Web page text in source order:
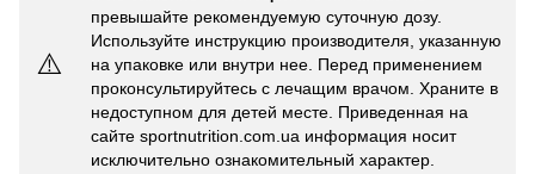
⚠️
превышайте рекомендуемую суточную дозу.
Используйте инструкцию производителя, указанную
на упаковке или внутри нее. Перед применением
проконсультируйтесь с лечащим врачом. Храните в
недоступном для детей месте. Приведенная на
сайте sportnutrition.com.ua информация носит
исключительно ознакомительный характер.